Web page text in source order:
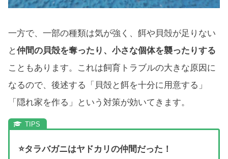
一方で、一部の種類は気が強く、餌や貝殻が足りない
と仲間の貝殻を奪ったり、小さな個体を襲ったりする
こともあります。これは飼育トラブルの大きな原因に
なるので、後述する「貝殻と餌を十分に用意する」
「隠れ家を作る」という対策が効いてきます。
⭐タラバガニはヤドカリの仲間だった！